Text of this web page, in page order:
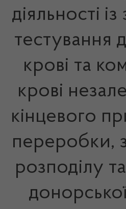
діяльності із
тестування
крові та
крові
кінцевого
переробки,
розподілу та